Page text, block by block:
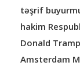
təşrif
hakim
Donald
Amsterdam